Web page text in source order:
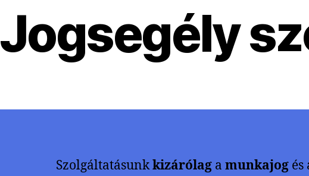
Jogsegély
Szolgáltatásunkkizárólag a munkajog és